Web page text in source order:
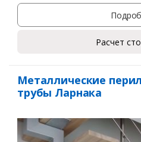
Расчет
Металлические
трубы Ларнака